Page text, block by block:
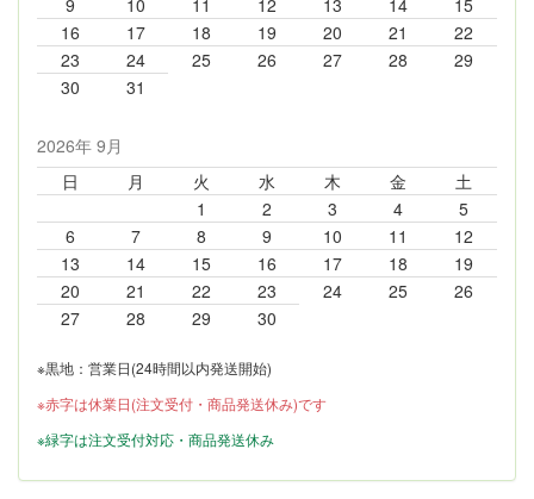
9
10 11 12 13 14
15
16
17 18 19 20 21
22
23
24 25 26 27 28
29
30
31
2026年 9月
日
月 火 水 木 金
土
1
2 3 4
5
6
7 8 9 10 11
12
13
14 15 16 17 18
19
20
21 22 23 24 25
26
27
28 29 30
※黒地：営業日(24時間以内発送開始)
※赤字は休業日(注文受付・商品発送休み)です
※緑字は注文受付対応・商品発送休み